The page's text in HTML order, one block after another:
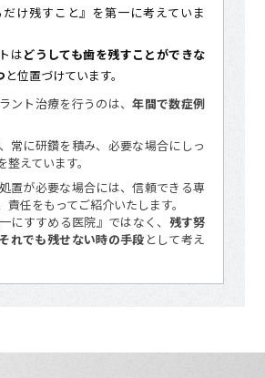
け残すこと』を第一に考えていま
はどうしても歯を残すことができな
と位置づけています。
ント治療を行うのは、年間で数症例
常に研鑽を積み、必要な場合にしっ
えています。
置が必要な場合には、信頼できる専
任をもってご紹介いたします。
にすすめる医院』ではなく、 残す努
れでも残せない時の手段 として考え